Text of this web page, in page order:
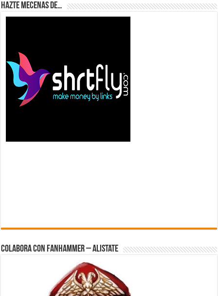
Hazte Mecenas de…
Colabora con FanHammer – Alistate